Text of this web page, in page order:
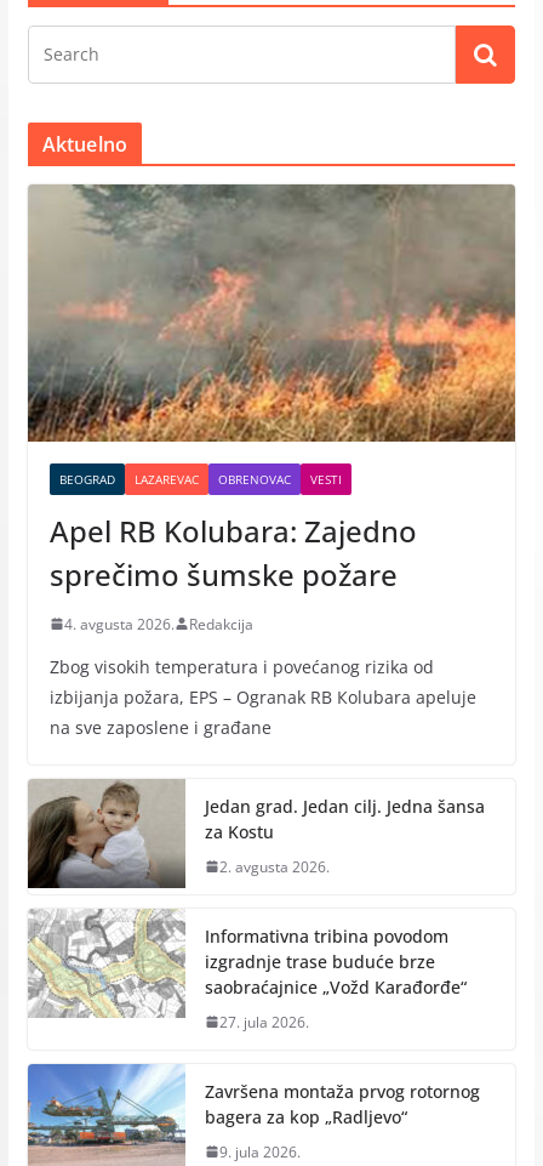
Aktuelno
BEOGRAD LAZAREVAC OBRENOVAC VESTI
Apel RB Kolubara: Zajedno
sprečimo šumske požare
4. avgusta 2026. Redakcija
Zbog visokih temperatura i povećanog rizika od
izbijanja požara, EPS – Ogranak RB Кolubara apeluje
na sve zaposlene i građane
Jedan grad. Jedan cilj. Jedna šansa
za Kostu
2. avgusta 2026.
Informativna tribina povodom
izgradnje trase buduće brze
saobraćajnice „Vožd Кarađorđe“
27. jula 2026.
Završena montaža prvog rotornog
bagera za kop „Radlјevo“
9. jula 2026.